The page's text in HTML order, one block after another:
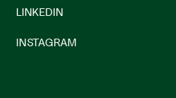
LINKEDIN
INSTAGRAM